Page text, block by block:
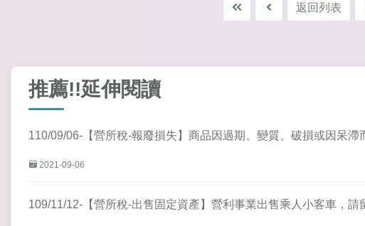
返回列表
推薦!!延伸閱讀
110/09/06-【營所稅-報廢損失】商品因過期、變質、破損或因呆
2021-09-06
109/11/12-【營所稅-出售固定資產】營利事業出售乘人小客車，